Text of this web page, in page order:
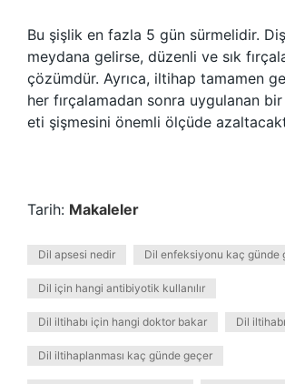
Bu şişlik en fazla 5 gün sürmelidir.
meydana gelirse, düzenli ve sık
çözümdür. Ayrıca, iltihap tamamen
her fırçalamadan sonra uygulanan
eti şişmesini önemli ölçüde
Tarih: Makaleler
Dil apsesi nedir Dil enfeksiyonu kaç günde
Dil için hangi antibiyotik kullanılır
Dil iltihabı için hangi doktor bakar Dil
Dil iltihaplanması kaç günde geçer